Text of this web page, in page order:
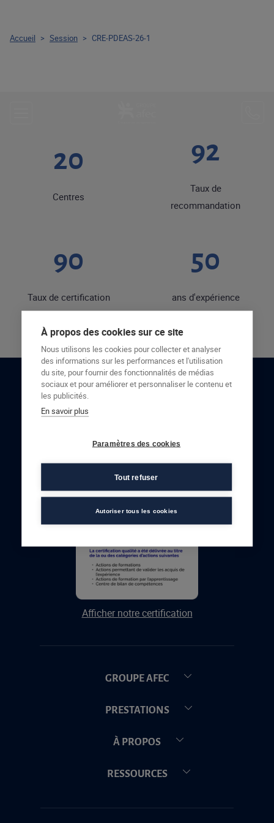
20
Centres
92
Taux de
recommandation
90
Taux de certification
50
ans d'expérience
RESTONS EN CONTACT
Afficher notre certification
GROUPE AFEC
PRESTATIONS
À PROPOS
RESSOURCES
Accueil > Session > CRE-PDEAS-26-1
À propos des cookies sur ce site
Nous utilisons les cookies pour collecter et analyser
des informations sur les performances et l'utilisation
du site, pour fournir des fonctionnalités de médias
sociaux et pour améliorer et personnaliser le contenu et
les publicités.
En savoir plus
Paramètres des cookies
Tout refuser
Autoriser tous les cookies